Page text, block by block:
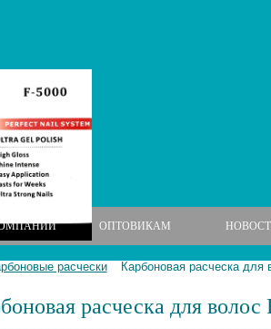
ОПТОВИКАМ
расчески Карбоновая расческа для
расческа для волос